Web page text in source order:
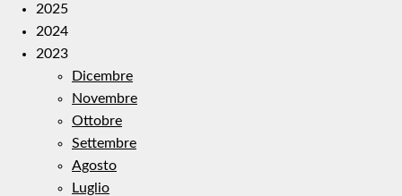
2025
2024
2023
Dicembre
Novembre
Ottobre
Settembre
Agosto
Luglio